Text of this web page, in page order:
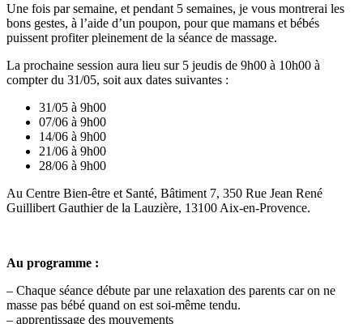
Une fois par semaine, et pendant 5 semaines, je vous montrerai les
bons gestes, à l’aide d’un poupon, pour que mamans et bébés
puissent profiter pleinement de la séance de massage.
La prochaine session aura lieu sur 5 jeudis de 9h00 à 10h00 à
compter du 31/05, soit aux dates suivantes :
31/05 à 9h00
07/06 à 9h00
14/06 à 9h00
21/06 à 9h00
28/06 à 9h00
Au Centre Bien-être et Santé, Bâtiment 7, 350 Rue Jean René
Guillibert Gauthier de la Lauzière, 13100 Aix-en-Provence.
Au programme :
– Chaque séance débute par une relaxation des parents car on ne
masse pas bébé quand on est soi-même tendu.
– apprentissage des mouvements